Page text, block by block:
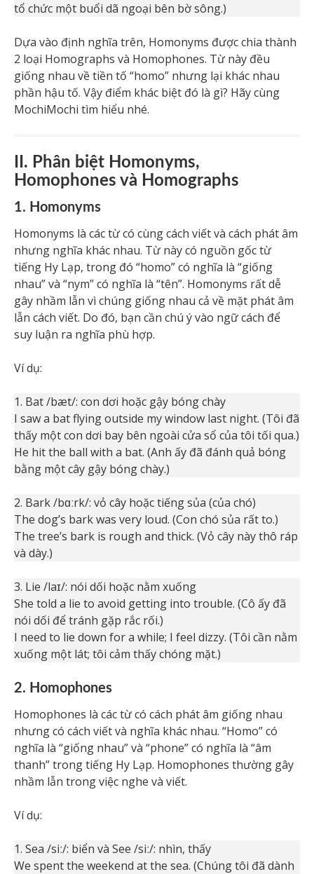
tổ chức một buổi dã ngoại bên bờ sông.)
Dựa vào định nghĩa trên, Homonyms được chia thành
2 loại Homographs và Homophones. Từ này đều
giống nhau về tiền tố “homo” nhưng lại khác nhau
phần hậu tố. Vậy điểm khác biệt đó là gì? Hãy cùng
MochiMochi tìm hiểu nhé.
II. Phân biệt Homonyms,
Homophones và Homographs
1. Homonyms
Homonyms là các từ có cùng cách viết và cách phát âm
nhưng nghĩa khác nhau. Từ này có nguồn gốc từ
tiếng Hy Lạp, trong đó “homo” có nghĩa là “giống
nhau” và “nym” có nghĩa là “tên”. Homonyms rất dễ
gây nhầm lẫn vì chúng giống nhau cả về mặt phát âm
lẫn cách viết. Do đó, bạn cần chú ý vào ngữ cách để
suy luận ra nghĩa phù hợp.
Ví dụ:
1. Bat /bæt/: con dơi hoặc gậy bóng chày
I saw a bat flying outside my window last night. (Tôi đã
thấy một con dơi bay bên ngoài cửa sổ của tôi tối qua.)
He hit the ball with a bat. (Anh ấy đã đánh quả bóng
bằng một cây gậy bóng chày.)
2. Bark /bɑːrk/: vỏ cây hoặc tiếng sủa (của chó)
The dog’s bark was very loud. (Con chó sủa rất to.)
The tree’s bark is rough and thick. (Vỏ cây này thô ráp
và dày.)
3. Lie /laɪ/: nói dối hoặc nằm xuống
She told a lie to avoid getting into trouble. (Cô ấy đã
nói dối để tránh gặp rắc rối.)
I need to lie down for a while; I feel dizzy. (Tôi cần nằm
xuống một lát; tôi cảm thấy chóng mặt.)
2. Homophones
Homophones là các từ có cách phát âm giống nhau
nhưng có cách viết và nghĩa khác nhau. “Homo” có
nghĩa là “giống nhau” và “phone” có nghĩa là “âm
thanh” trong tiếng Hy Lạp. Homophones thường gây
nhầm lẫn trong việc nghe và viết.
Ví dụ:
1. Sea /siː/: biển và See /siː/: nhìn, thấy
We spent the weekend at the sea. (Chúng tôi đã dành